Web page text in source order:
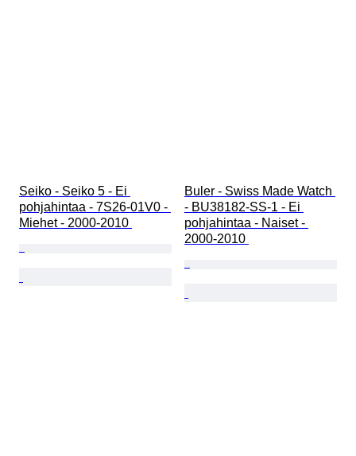
Seiko - Seiko 5 - Ei
pohjahintaa - 7S26-01V0 -
Miehet - 2000-2010
Buler - Swiss Made Watch
- BU38182-SS-1 - Ei
pohjahintaa - Naiset -
2000-2010